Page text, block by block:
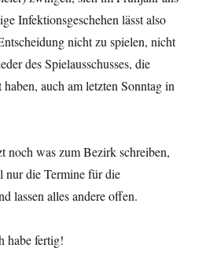
Infektionsgeschehen lässt also
nicht zu spielen, nicht
des Spielausschusses, die
haben, auch am letzten Sonntag in
noch was zum Bezirk schreiben,
nur die Termine für die
lassen alles andere offen.
habe fertig!